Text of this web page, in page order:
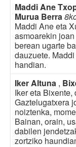
Maddi Ane
Murua Berra
Maddi Ane eta
asmoarekin
berean ugarte
dauzuete.
handian.
Iker Altuna ,
Iker eta Bixente,
Gaztelugatxera
noiztenka,
Bainan, orain,
dabilen
zortziko